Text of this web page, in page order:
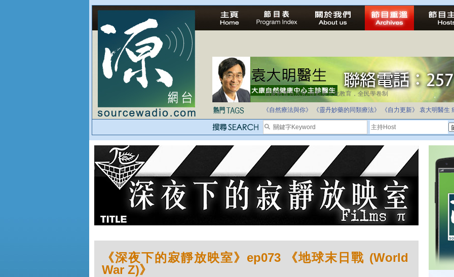
自家教育合法化-推動多元化教育，全民學卷制
《自然療法與你》 《靈丹妙藥的同類療法》 《自力更新》 袁大明醫生
《深夜下的寂靜放映室》ep073 《地球末日戰 (World
War Z)》